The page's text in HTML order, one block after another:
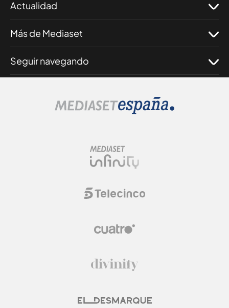
Actualidad
Más de Mediaset
Seguir navegando